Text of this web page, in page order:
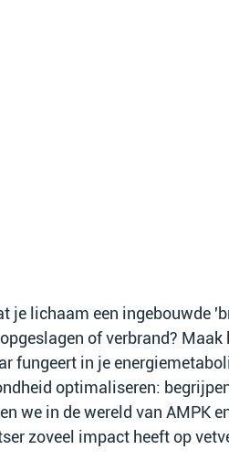
je lichaam een ingebouwde
of verbrand? Maak
fungeert in je
optimaliseren:
we in de wereld van AMPK
zoveel impact heeft op